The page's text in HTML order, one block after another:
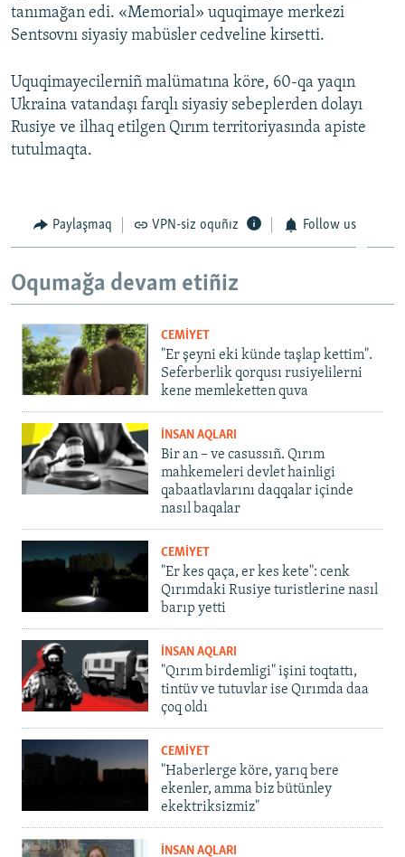
tanımağan edi. «Memorial» uquqimaye merkezi
Sentsovnı siyasiy mabüsler cedveline kirsetti.
Uquqimayecilerniñ malümatına köre, 60-qa yaqın
Ukraina vatandaşı farqlı siyasiy sebeplerden dolayı
Rusiye ve ilhaq etilgen Qırım territoriyasında apiste
tutulmaqta.
Paylaşmaq VPN-siz oquñız Follow us
Oqumağa devam etiñiz
CEMİYET
"Er şeyni eki künde taşlap kettim".
Seferberlik qorqusı rusiyelilerni
kene memleketten quva
İNSAN AQLARI
Bir an – ve casussıñ. Qırım
mahkemeleri devlet hainligi
qabaatlavlarını daqqalar içinde
nasıl baqalar
CEMİYET
"Er kes qaça, er kes kete": cenk
Qırımdaki Rusiye turistlerine nasıl
barıp yetti
İNSAN AQLARI
"Qırım birdemligi" işini toqtattı,
tintüv ve tutuvlar ise Qırımda daa
çoq oldı
CEMİYET
"Haberlerge köre, yarıq bere
ekenler, amma biz bütünley
ekektriksizmiz"
İNSAN AQLARI